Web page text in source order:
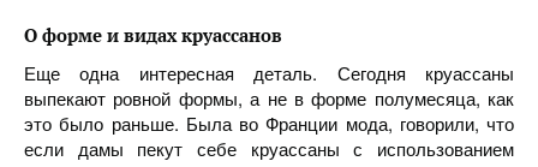
О форме и видах круассанов
Еще одна интересная деталь. Сегодня круассаны
выпекают ровной формы, а не в форме полумесяца, как
это было раньше. Была во Франции мода, говорили, что
если дамы пекут себе круассаны с использованием